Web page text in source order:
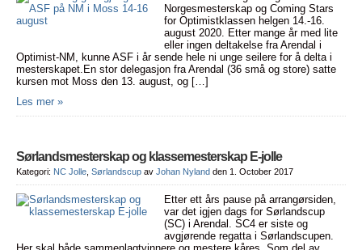
Norgesmesterskap og Coming Stars
for Optimistklassen helgen 14.-16.
august 2020. Etter mange år med lite
eller ingen deltakelse fra Arendal i
Optimist-NM, kunne ASF i år sende hele ni unge seilere for å delta i
mesterskapet.En stor delegasjon fra Arendal (36 små og store) satte
kursen mot Moss den 13. august, og […]
Les mer »
Sørlandsmesterskap og klassemesterskap E-jolle
Kategori: NC Jolle Sørlandscup av Johan Nyland den 1. October 2017
Etter ett års pause på arrangørsiden,
var det igjen dags for Sørlandscup
(SC) i Arendal. SC4 er siste og
avgjørende regatta i Sørlandscupen.